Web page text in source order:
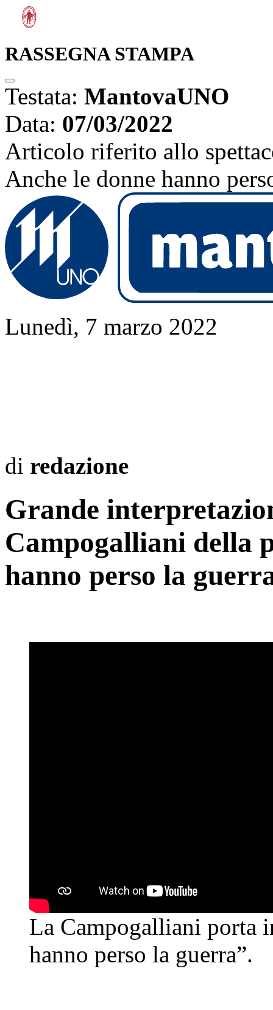
RASSEGNA STAMPA
Testata: MantovaUNO
Data: 07/03/2022
Articolo riferito allo
Anche le donne hanno
Lunedì, 7 marzo 2022
di redazione
Grande
Campogalliani della
hanno perso la
La Campogalliani porta
hanno perso la guerra”.